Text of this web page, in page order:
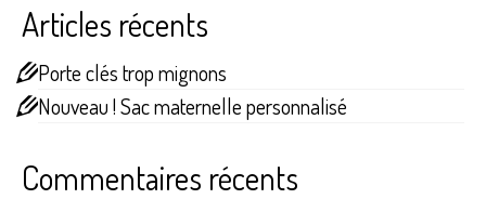
Articles récents
Porte clés trop mignons
Nouveau ! Sac maternelle personnalisé
Commentaires récents